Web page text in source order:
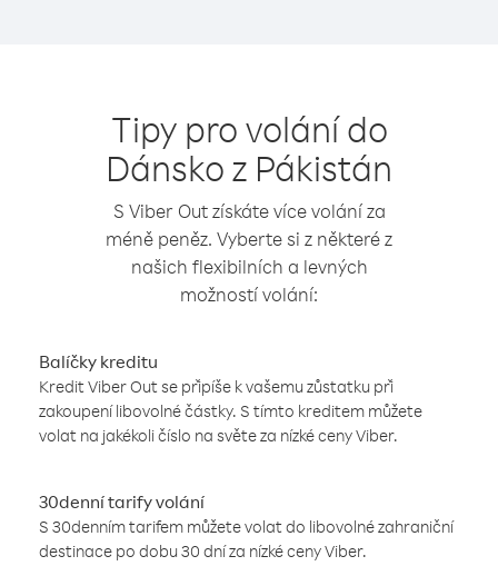
Tipy pro volání do
Dánsko z Pákistán
S Viber Out získáte více volání za
méně peněz. Vyberte si z některé z
našich flexibilních a levných
možností volání:
Balíčky kreditu
Kredit Viber Out se připíše k vašemu zůstatku při
zakoupení libovolné částky. S tímto kreditem můžete
volat na jakékoli číslo na světe za nízké ceny Viber.
30denní tarify volání
S 30denním tarifem můžete volat do libovolné zahraniční
destinace po dobu 30 dní za nízké ceny Viber.